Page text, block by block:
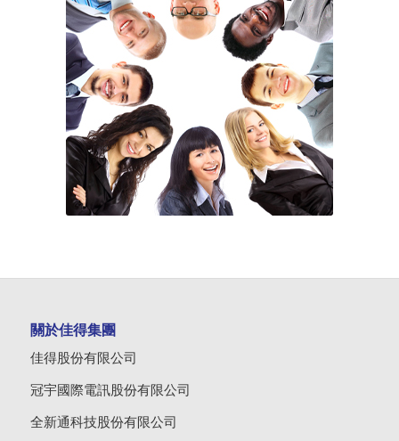
關於佳得集團
佳得股份有限公司
冠宇國際電訊股份有限公司
全新通科技股份有限公司